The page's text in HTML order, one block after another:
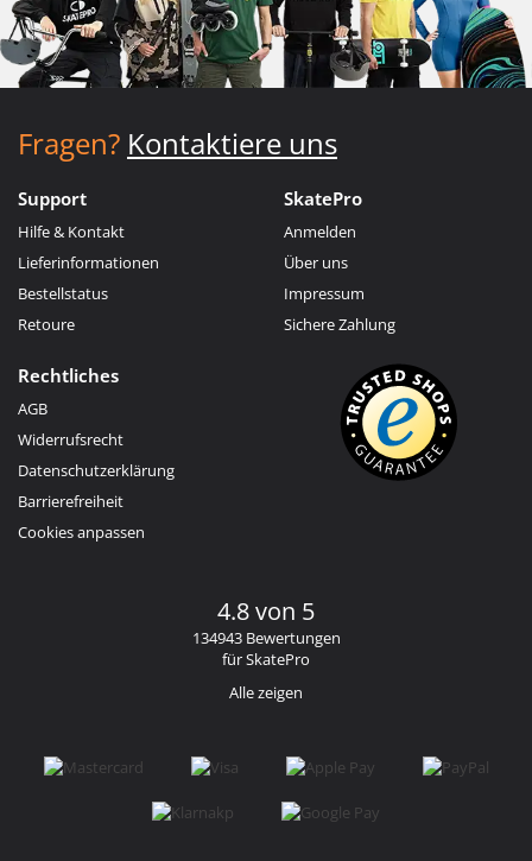
Fragen? Kontaktiere uns
Support
Hilfe & Kontakt
Lieferinformationen
Bestellstatus
Retoure
SkatePro
Anmelden
Über uns
Impressum
Sichere Zahlung
Rechtliches
AGB
Widerrufsrecht
Datenschutzerklärung
Barrierefreiheit
Cookies anpassen
4.8 von 5
134943 Bewertungen
für SkatePro
Alle zeigen